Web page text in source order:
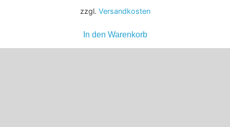
zzgl. Versandkosten
In den Warenkorb